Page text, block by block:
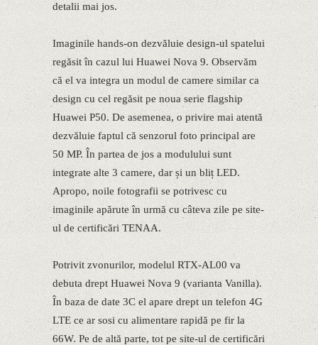
detalii mai jos.
Imaginile hands-on dezvăluie design-ul spatelui
regăsit în cazul lui Huawei Nova 9. Observăm
că el va integra un modul de camere similar ca
design cu cel regăsit pe noua serie flagship
Huawei P50. De asemenea, o privire mai atentă
dezvăluie faptul că senzorul foto principal are
50 MP. În partea de jos a modulului sunt
integrate alte 3 camere, dar și un bliț LED.
Apropo, noile fotografii se potrivesc cu
imaginile apărute în urmă cu câteva zile pe site-
ul de certificări TENAA.
Potrivit zvonurilor, modelul RTX-AL00 va
debuta drept Huawei Nova 9 (varianta Vanilla).
În baza de date 3C el apare drept un telefon 4G
LTE ce ar sosi cu alimentare rapidă pe fir la
66W. Pe de altă parte, tot pe site-ul de certificări